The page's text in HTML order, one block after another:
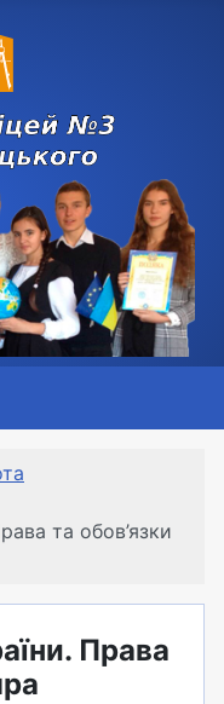
та обов’язки
Права